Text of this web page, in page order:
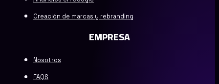
Creación de marcas y rebranding
EMPRESA
Nosotros
FAQS